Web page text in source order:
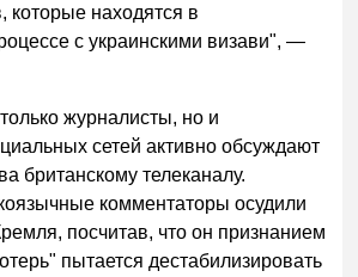
которые находятся в
с украинскими визави", —
журналисты, но и
сетей активно обсуждают
британскому телеканалу.
комментаторы осудили
посчитав, что он признанием
пытается дестабилизировать